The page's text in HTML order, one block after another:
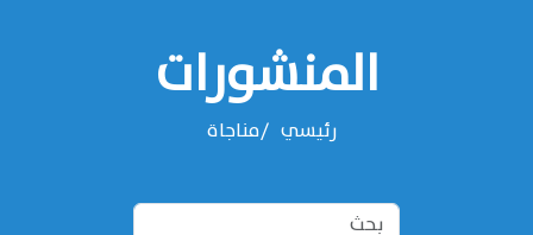
المنشورات
رئيسي مناجاة